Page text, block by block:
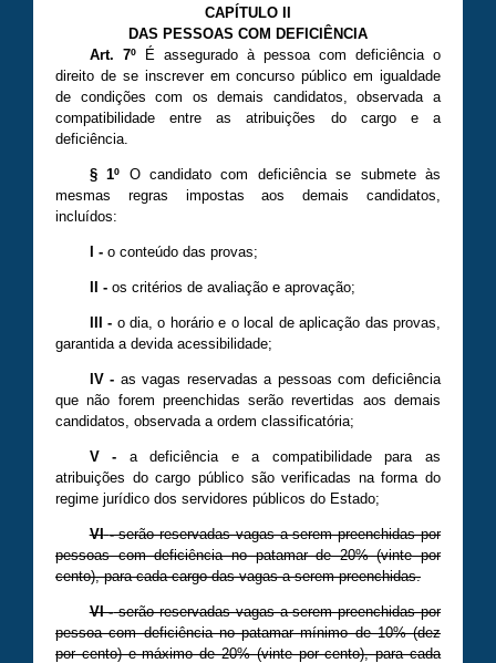
CAPÍTULO II
DAS PESSOAS COM DEFICIÊNCIA
Art. 7ºÉ assegurado à pessoa com deficiência o
direito de se inscrever em concurso público em igualdade
de condições com os demais candidatos, observada a
compatibilidade entre as atribuições do cargo e a
deficiência.
§ 1º O candidato com deficiência se submete às
mesmas regras impostas aos demais candidatos,
incluídos:
I -o conteúdo das provas;
II -os critérios de avaliação e aprovação;
III - o dia, o horário e o local de aplicação das provas,
garantida a devida acessibilidade;
IV - as vagas reservadas a pessoas com deficiência
que não forem preenchidas serão revertidas aos demais
candidatos, observada a ordem classificatória;
V - a deficiência e a compatibilidade para as
atribuições do cargo público são verificadas na forma do
regime jurídico dos servidores públicos do Estado;
VI -serão reservadas vagas a serem preenchidas por
pessoas com deficiência no patamar de 20% (vinte por
cento), para cada cargo das vagas a serem preenchidas.
VI -serão reservadas vagas a serem preenchidas por
pessoa com deficiência no patamar mínimo de 10% (dez
por cento) e máximo de 20% (vinte por cento), para cada